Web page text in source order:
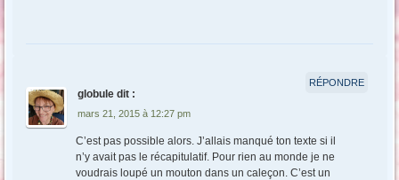
globule dit :
mars 21, 2015 à 12:27 pm
C’est pas possible alors. J’allais manqué ton texte si il
n’y avait pas le récapitulatif. Pour rien au monde je ne
voudrais loupé un mouton dans un caleçon. C’est un
RÉPONDRE